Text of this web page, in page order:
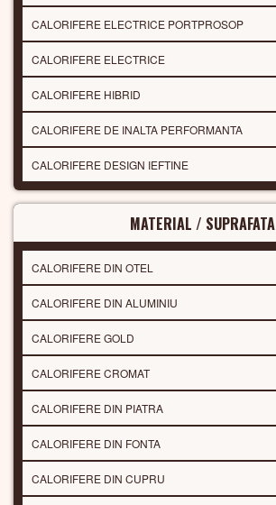
CALORIFERE ELECTRICE PORTPROSOP
CALORIFERE ELECTRICE
CALORIFERE HIBRID
CALORIFERE DE INALTA PERFORMANTA
CALORIFERE DESIGN IEFTINE
MATERIAL / SUPRAFATA
CALORIFERE DIN OTEL
CALORIFERE DIN ALUMINIU
CALORIFERE GOLD
CALORIFERE CROMAT
CALORIFERE DIN PIATRA
CALORIFERE DIN FONTA
CALORIFERE DIN CUPRU